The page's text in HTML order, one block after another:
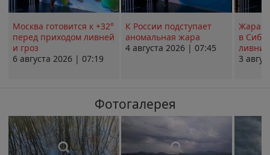
Москва готовится к +32°
перед приходом ливней
и гроз
6 августа 2026 | 07:19
К России подступает
аномальная жара
4 августа 2026 | 07:45
Жара в
в
ливни
3
Фотогалерея